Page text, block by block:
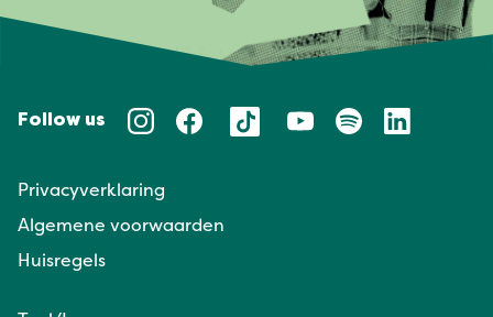
Follow us
Privacyverklaring
Algemene voorwaarden
Huisregels